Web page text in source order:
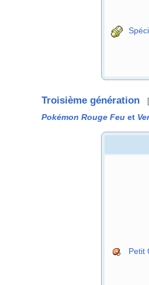
Troisième génération [
Pokémon Rouge Feu et
Petit